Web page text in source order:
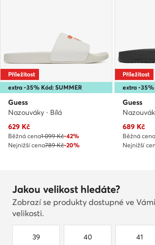
extra -35% Kód: SUMMER
Příležitost
Guess
Nazouváky · Bílá
Aktuální cena
629 Kč
Běžná cena1 099 Kč-42%
Nejnižší cena789 Kč-20%
extra -35%
Příležitost
Guess
Aktuální
689 Kč
Běžná cena
Nejnižší
Jakou velikost hledáte?
Zobrazí se produkty dostupné ve
velikosti.
39 40 41